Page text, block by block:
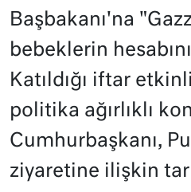
Başbakanı'na
bebeklerin
Katıldığı iftar
politika ağırlıklı
Cumhurbaşkanı,
ziyaretine ilişkin